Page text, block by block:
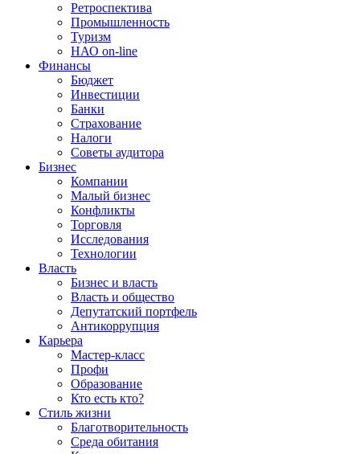
Ретроспектива
Промышленность
Туризм
НАО on-line
Финансы
Бюджет
Инвестиции
Банки
Страхование
Налоги
Советы аудитора
Бизнес
Компании
Малый бизнес
Конфликты
Торговля
Исследования
Технологии
Власть
Бизнес и власть
Власть и общество
Депутатский портфель
Антикоррупция
Карьера
Мастер-класс
Профи
Образование
Кто есть кто?
Стиль жизни
Благотворительность
Среда обитания